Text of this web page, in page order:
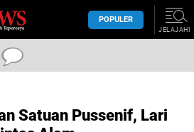
POPULER
JELAJAHI
Satuan Pussenif, Lari